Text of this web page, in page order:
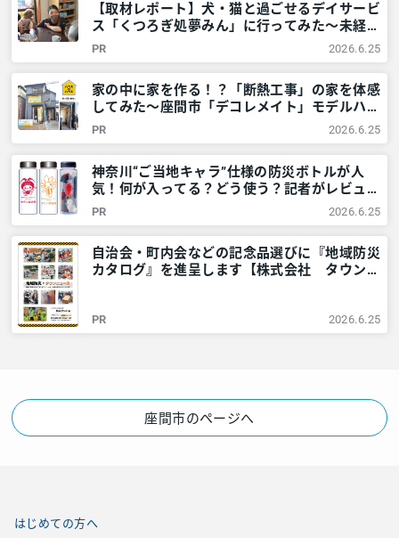
【取材レポート】犬・猫と過ごせるデイサービ
ス「くつろぎ処夢みん」に行ってみた～未経験
可スタッフ募集（神奈川県座間市）/居宅介護
支援「愛みんケアセンター」 – 神奈川・東京
多摩のご近所情報 – レアリア
PR 2026.6.25
家の中に家を作る！？「断熱工事」の家を体感
してみた～座間市「デコレメイト」モデルハウ
スを取材 – 神奈川・東京多摩のご近所情報 –
レアリア
PR 2026.6.25
神奈川“ご当地キャラ”仕様の防災ボトルが人
気！何が入ってる？どう使う？記者がレビュー
してみました – 神奈川・東京多摩のご近所情
報 – レアリア
PR 2026.6.25
自治会・町内会などの記念品選びに『地域防災
カタログ』を進呈します【株式会社 タウンニ
PR 2026.6.25
座間市のページへ
はじめての方へ